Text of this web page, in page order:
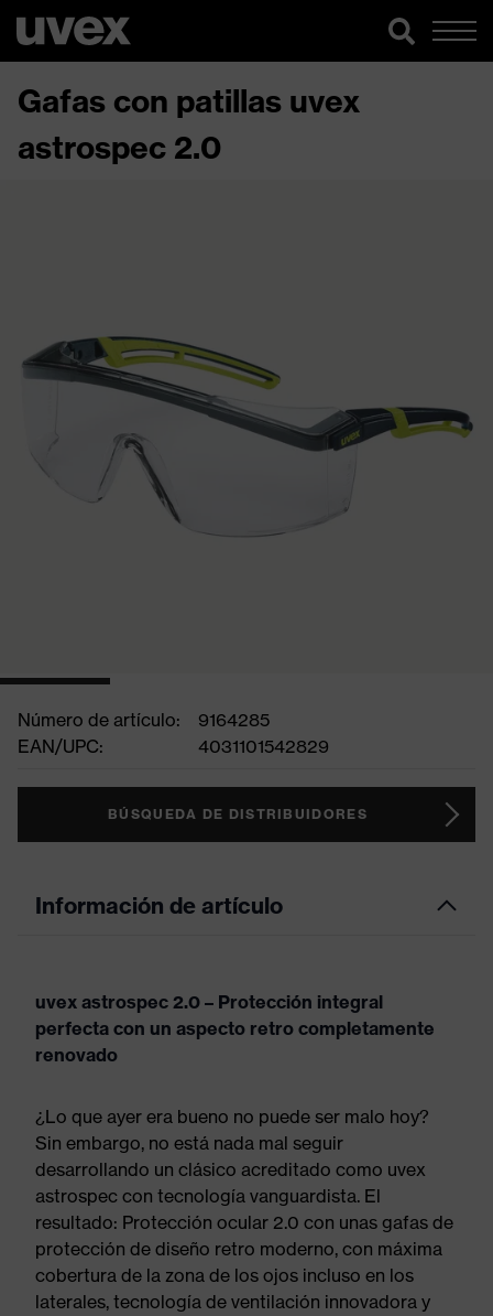
Gafas con patillas uvex
astrospec 2.0
Número de artículo:
9164285
EAN/UPC:
4031101542829
BÚSQUEDA DE DISTRIBUIDORES
Información de artículo
uvex astrospec 2.0 – Protección integral
perfecta con un aspecto retro completamente
renovado
¿Lo que ayer era bueno no puede ser malo hoy?
Sin embargo, no está nada mal seguir
desarrollando un clásico acreditado como uvex
astrospec con tecnología vanguardista. El
resultado: Protección ocular 2.0 con unas gafas de
protección de diseño retro moderno, con máxima
cobertura de la zona de los ojos incluso en los
laterales, tecnología de ventilación innovadora y